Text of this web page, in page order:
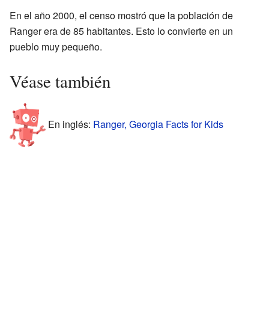
En el año 2000, el censo mostró que la población de
Ranger era de 85 habitantes. Esto lo convierte en un
pueblo muy pequeño.
Véase también
En inglés: Ranger, Georgia Facts for Kids